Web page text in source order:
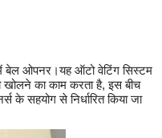
बेल ओपनर।यह ऑटो वेटिंग सिस्टम
खोलने का काम करता है, इस बीच
सहयोग से निर्धारित किया जा